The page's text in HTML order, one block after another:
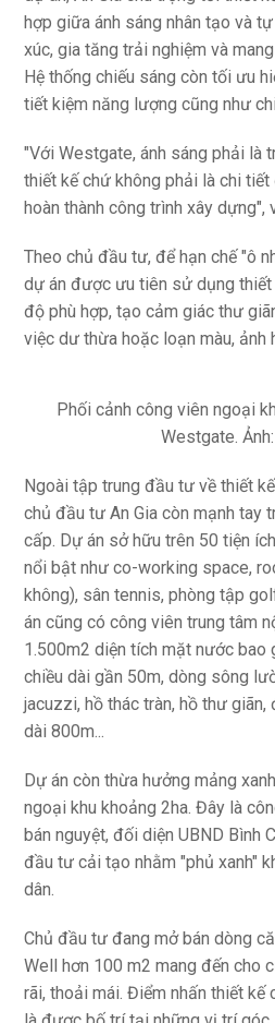
"Khi phố thị lên đèn, cư dân sẽ
sắc từ loạt tiện ích độc đáo như
nghệ thuật, hồ thác tràn, đài
được An Gia chú trọng tính thẩm
trị của dự án", đại diện An Gia chia
Theo đại diện An Gia, thiết kế
sáng tạo nghệ thuật phổ biến trên
Việt Nam, ánh sáng trong cảnh
quan trọng thường bị bỏ qua. Do
dự án, An Gia chú trọng tới thiết
hợp giữa ánh sáng nhân tạo và
tiết kiệm năng lượng cũng như
thiết kế chứ không phải là chi tiết
hoàn thành công trình xây dựng",
Theo chủ đầu tư, để hạn chế "ô
dự án được ưu tiên sử dụng
độ phù hợp, tạo cảm giác thư
việc dư thừa hoặc loạn màu,
Phối cảnh công viên ngoại
Westgate.